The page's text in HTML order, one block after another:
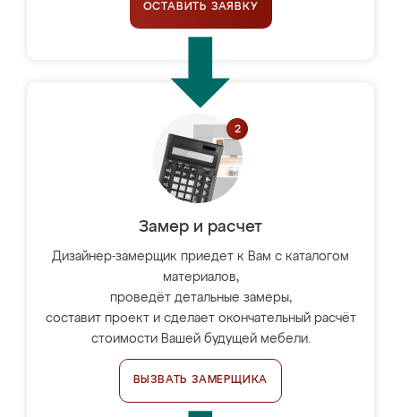
ОСТАВИТЬ ЗАЯВКУ
Замер и расчет
Дизайнер-замерщик приедет к Вам с каталогом
материалов,
проведёт детальные замеры,
составит проект и сделает окончательный расчёт
стоимости Вашей будущей мебели.
ВЫЗВАТЬ ЗАМЕРЩИКА